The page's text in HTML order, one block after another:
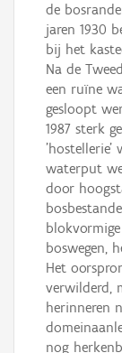
de
jaren 1930
bij het
Na de
een ruïne
gesloopt
1987 sterk
'hostellerie'
waterput
door
boswegen,
Het
verwilderd,
herinneren
nog